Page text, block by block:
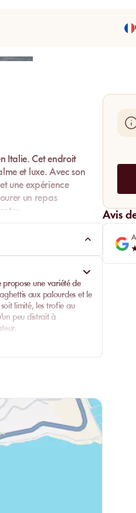
Italie. Cet endroit
et luxe. Avec son
une expérience
un repas
propose une variété de
aux palourdes et le
limité, les trofie au
peu distrait à
Avis